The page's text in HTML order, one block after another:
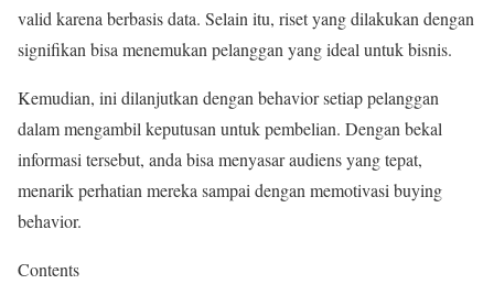
valid karena berbasis data. Selain itu, riset yang dilakukan dengan
signifikan bisa menemukan pelanggan yang ideal untuk bisnis.
Kemudian, ini dilanjutkan dengan behavior setiap pelanggan
dalam mengambil keputusan untuk pembelian. Dengan bekal
informasi tersebut, anda bisa menyasar audiens yang tepat,
menarik perhatian mereka sampai dengan memotivasi buying
behavior.
Contents